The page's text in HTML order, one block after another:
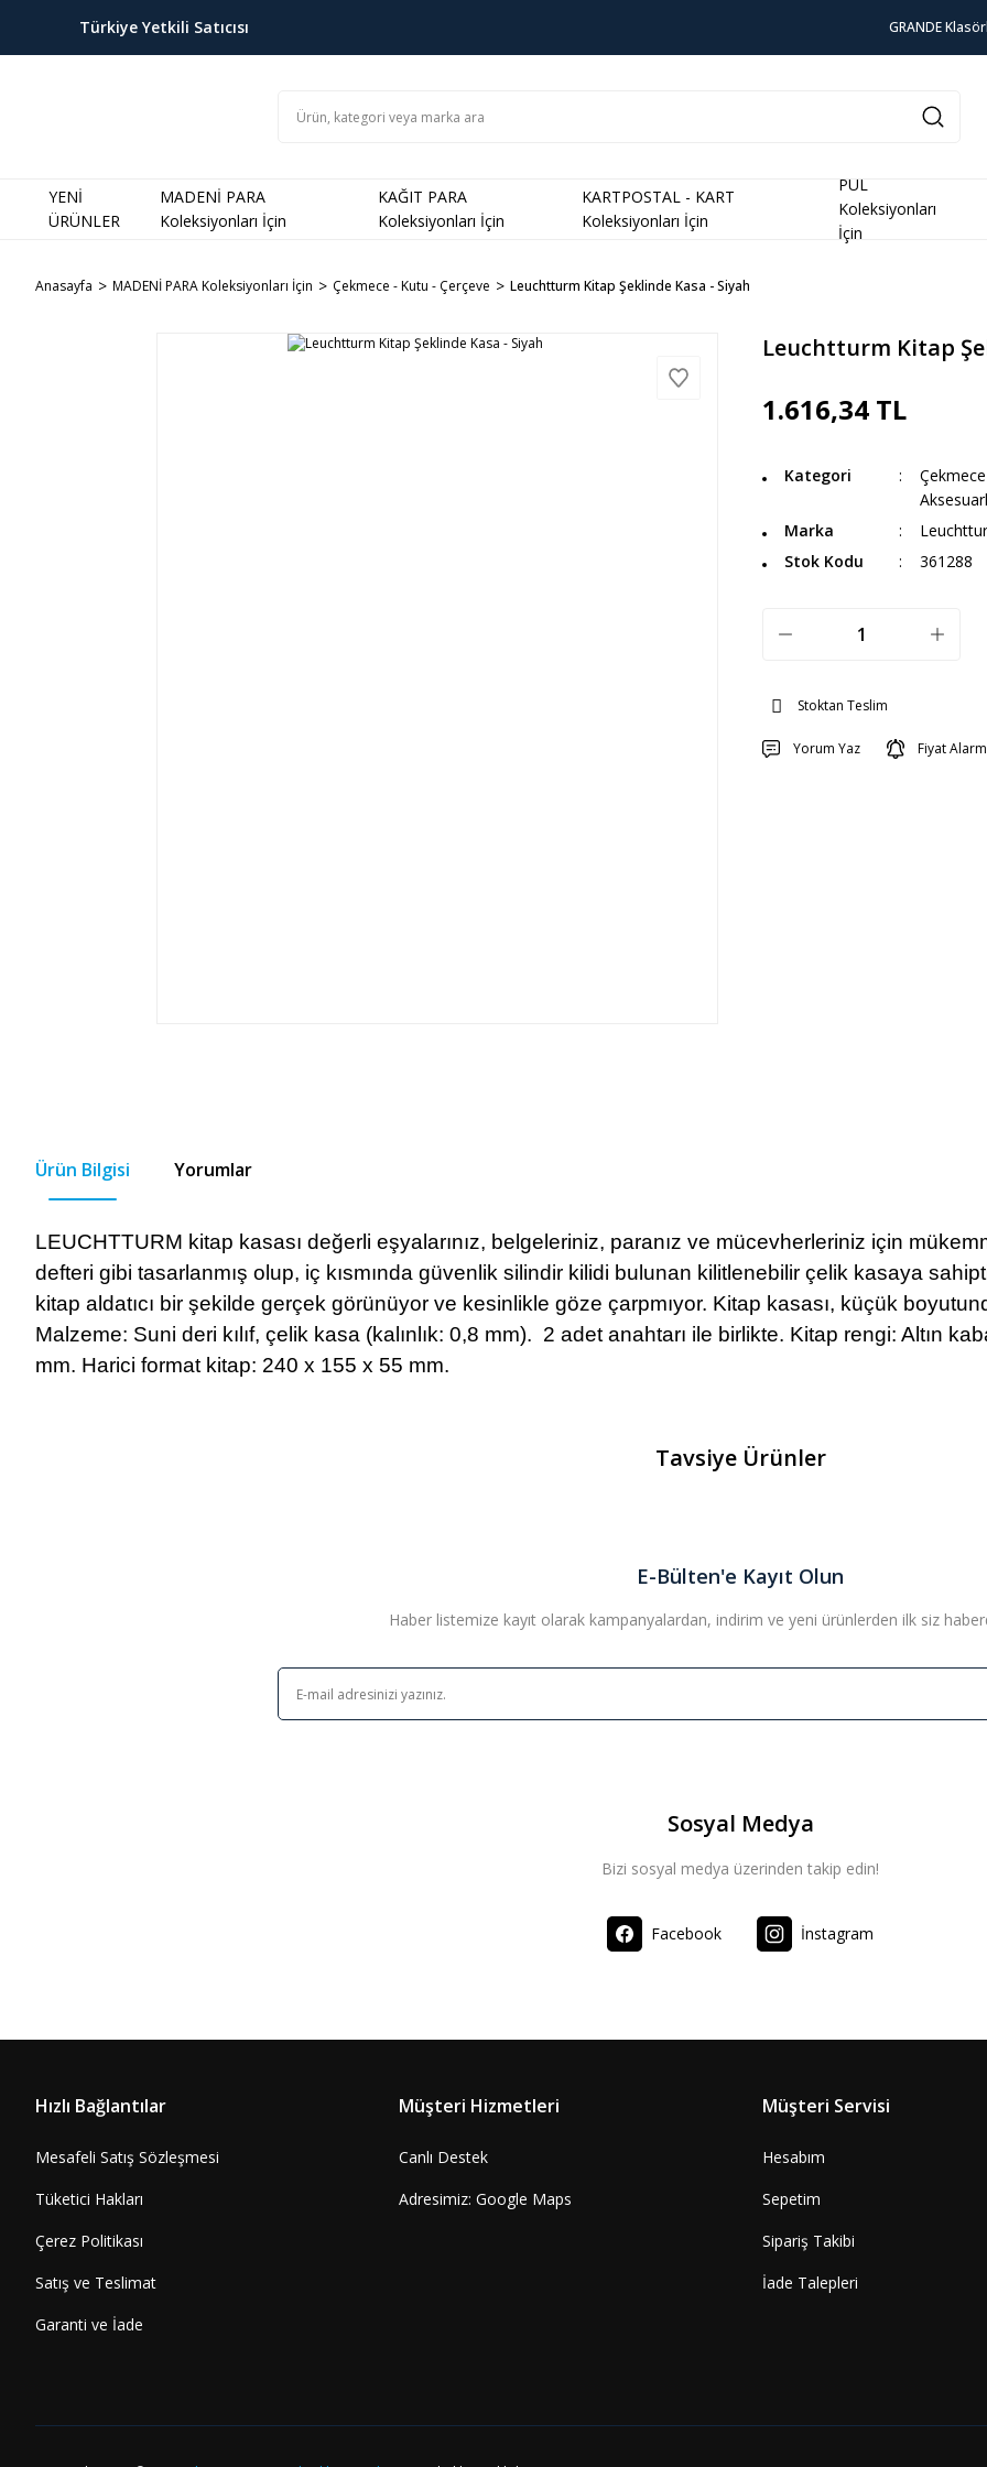
Türkiye Yetkili Satıcısı GRANDE
YENİ
ÜRÜNLER
MADENİ PARA
Koleksiyonları İçin
KAĞIT PARA
Koleksiyonları İçin
KARTPOSTAL - KART
Koleksiyonları İçin
PUL
Koleksiyonları
İçin
Anasayfa MADENİ PARA Koleksiyonları İçin Çekmece - Kutu - Çerçeve Leuchtturm Kitap Şeklinde Kasa - Siyah
Leuchtturm Kitap
1.616,34 TL
Kategori
Marka
Stok Kodu
361288
Stoktan Teslim
Yorum Yaz Fiyat
Ürün Bilgisi Yorumlar
LEUCHTTURM kitap kasası değerli eşyalarınız, belgeleriniz, paranız ve mücevherleriniz için
defteri gibi tasarlanmış olup, iç kısmında güvenlik silindir kilidi bulunan kilitlenebilir çelik kasaya
kitap aldatıcı bir şekilde gerçek görünüyor ve kesinlikle göze çarpmıyor. Kitap kasası, küçük
Malzeme: Suni deri kılıf, çelik kasa (kalınlık: 0,8 mm). 2 adet anahtarı ile birlikte. Kitap rengi: Altın
mm. Harici format kitap: 240 x 155 x 55 mm.
Tavsiye Ürünler
E-Bülten'e Kayıt Olun
Haber listemize kayıt olarak kampanyalardan, indirim ve yeni ürünlerden ilk siz
Sosyal Medya
Bizi sosyal medya üzerinden takip edin!
Facebook İnstagram
Hızlı Bağlantılar
Mesafeli Satış Sözleşmesi
Tüketici Hakları
Çerez Politikası
Satış ve Teslimat
Garanti ve İade
Müşteri Hizmetleri
Canlı Destek
Adresimiz: Google Maps
Müşteri Servisi
Hesabım
Sepetim
Sipariş Takibi
İade Talepleri